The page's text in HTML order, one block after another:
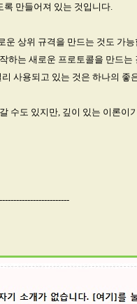
록 만들어져 있는 것입니다.
운 상위 규격을 만드는 것도 가
하는 새로운 프로토콜을 만드
사용되고 있는 것은 하나의 좋
수도 있지만, 깊이 있는 이론